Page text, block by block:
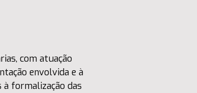
com atuação
envolvida e à
formalização das